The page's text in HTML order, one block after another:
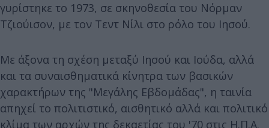
γυρίστηκε το 1973, σε σκηνοθεσία του Νόρμαν
Τζιούισον, με τον Τεντ Νίλι στο ρόλο του Ιησού.
Με άξονα τη σχέση μεταξύ Ιησού και Ιούδα, αλλά
και τα συναισθηματικά κίνητρα των βασικών
χαρακτήρων της "Μεγάλης Εβδομάδας", η ταινία
απηχεί το πολιτιστικό, αισθητικό αλλά και πολιτικό
κλίμα των αρχών της δεκαετίας του '70 στις Η.Π.Α.